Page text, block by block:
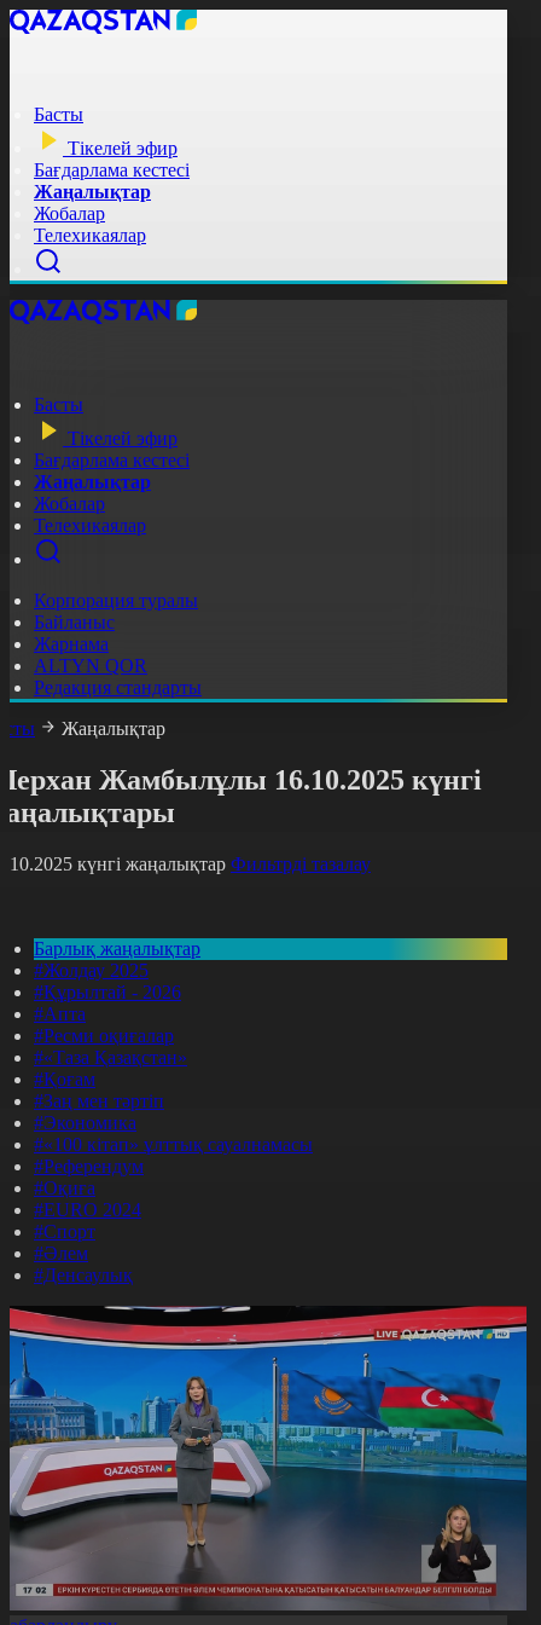
Басты
Тікелей эфир
Бағдарлама кестесі
Жаңалықтар
Жобалар
Телехикаялар
Басты
Тікелей эфир
Бағдарлама кестесі
Жаңалықтар
Жобалар
Телехикаялар
Корпорация туралы
Байланыс
Жарнама
ALTYN QOR
Редакция стандарты
Жаңалықтар
Жамбылұлы 16.10.2025 күнгі
күнгі жаңалықтар Фильтрді тазалау
Барлық жаңалықтар
#Жолдау 2025
#Құрылтай - 2026
#Апта
#Ресми оқиғалар
#«Таза Қазақстан»
#Қоғам
#Заң мен тәртіп
#Экономика
#«100 кітап» ұлттық сауалнамасы
#Референдум
#Оқиға
#EURO 2024
#Спорт
#Әлем
#Денсаулық